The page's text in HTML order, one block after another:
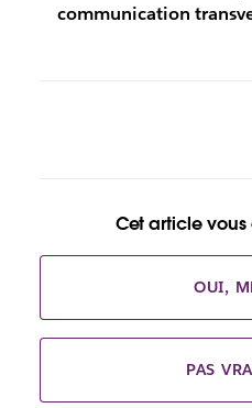
communication
Cet article
OUI,
PAS